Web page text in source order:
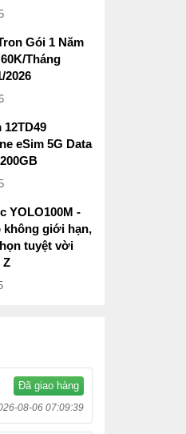
Gói 1 Năm
Tháng
2026
12TD49
eSim 5G Data
YOLO100M -
không giới hạn,
tuyệt vời
Z
Đã giao hàng
08-06 07:09:39